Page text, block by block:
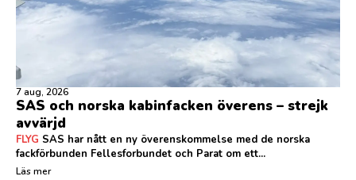
7 aug, 2026
SAS och norska kabinfacken överens – strejk
avvärjd
FLYG SAS har nått en ny överenskommelse med de norska
fackförbunden Fellesforbundet och Parat om ett...
Läs mer